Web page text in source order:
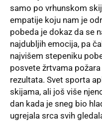
samo po vrhunskom
empatije koju nam je
pobeda je dokaz da se
najdubljih emocija, pa
najvišem stepeniku
posvete žrtvama
rezultata. Svet sporta
skijama, ali još više
dan kada je sneg bio
ugrejala srca svih